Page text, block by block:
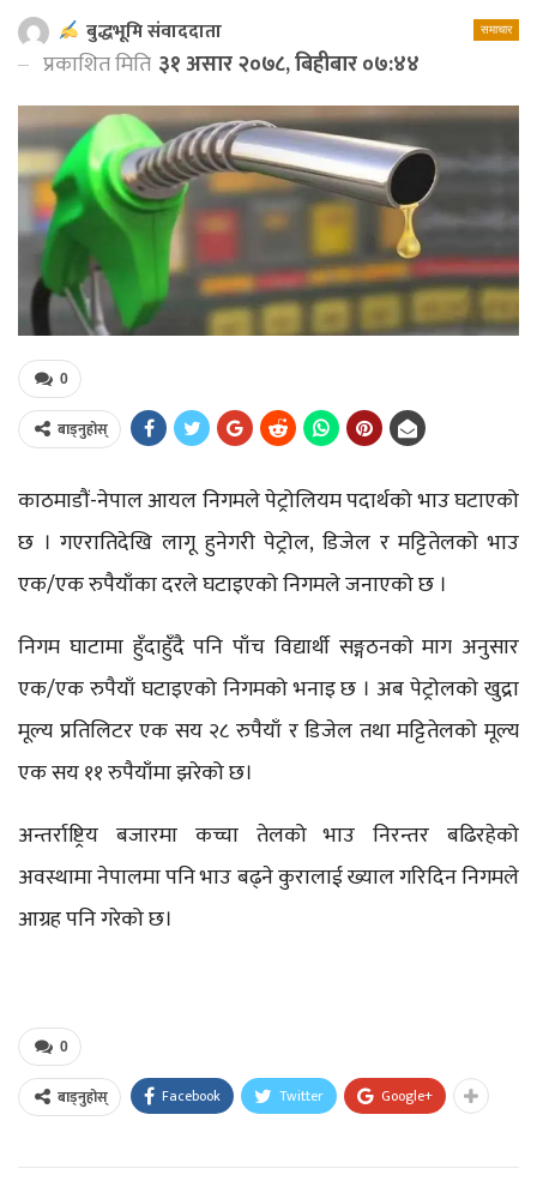
समाचार
बुद्धभूमि संवाददाता
प्रकाशित मिति ३१ असार २०७८, बिहीबार ०७:४४
0
बाड्नुहोस्
काठमाडौं-नेपाल आयल निगमले पेट्रोलियम पदार्थको भाउ घटाएको
छ । गएरातिदेखि लागू हुनेगरी पेट्रोल, डिजेल र मट्टितेलको भाउ
एक/एक रुपैयाँका दरले घटाइएको निगमले जनाएको छ ।
निगम घाटामा हुँदाहुँदै पनि पाँच विद्यार्थी सङ्गठनको माग अनुसार
एक/एक रुपैयाँ घटाइएको निगमको भनाइ छ । अब पेट्रोलको खुद्रा
मूल्य प्रतिलिटर एक सय २८ रुपैयाँ र डिजेल तथा मट्टितेलको मूल्य
एक सय ११ रुपैयाँमा झरेको छ।
अन्तर्राष्ट्रिय बजारमा कच्चा तेलको भाउ निरन्तर बढिरहेको
अवस्थामा नेपालमा पनि भाउ बढ्ने कुरालाई ख्याल गरिदिन निगमले
आग्रह पनि गरेको छ।
0
बाड्नुहोस् Facebook Twitter Google+